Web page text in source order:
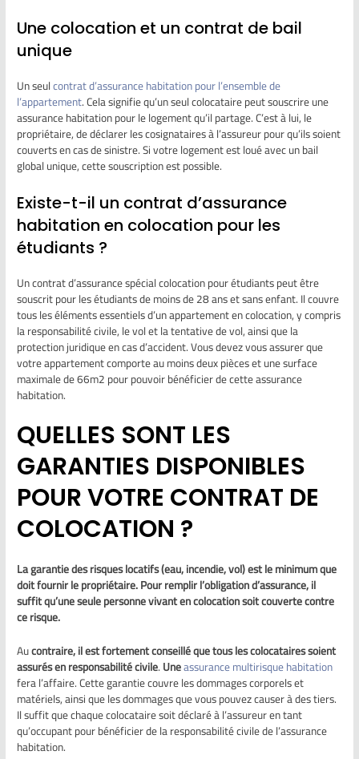
Une colocation et un contrat de bail
unique
Un seulcontrat d’assurance habitation pour l’ensemble de
l’appartement. Cela signifie qu’un seul colocataire peut souscrire une
assurance habitation pour le logement qu’il partage. C’est à lui, le
propriétaire, de déclarer les cosignataires à l’assureur pour qu’ils soient
couverts en cas de sinistre. Si votre logement est loué avec un bail
global unique, cette souscription est possible.
Existe-t-il un contrat d’assurance
habitation en colocation pour les
étudiants ?
Un contrat d’assurance spécial colocation pour étudiants peut être
souscrit pour les étudiants de moins de 28 ans et sans enfant. Il couvre
tous les éléments essentiels d’un appartement en colocation, y compris
la responsabilité civile, le vol et la tentative de vol, ainsi que la
protection juridique en cas d’accident. Vous devez vous assurer que
votre appartement comporte au moins deux pièces et une surface
maximale de 66m2 pour pouvoir bénéficier de cette assurance
habitation.
QUELLES SONT LES
GARANTIES DISPONIBLES
POUR VOTRE CONTRAT DE
COLOCATION ?
La garantie des risques locatifs (eau, incendie, vol) est le minimum que
doit fournir le propriétaire. Pour remplir l’obligation d’assurance, il
suffit qu’une seule personne vivant en colocation soit couverte contre
ce risque.
Aucontraire, il est fortement conseillé que tous les colocataires soient
assurés en responsabilité civile.Uneassurance multirisque habitation
fera l’affaire. Cette garantie couvre les dommages corporels et
matériels, ainsi que les dommages que vous pouvez causer à des tiers.
Il suffit que chaque colocataire soit déclaré à l’assureur en tant
qu’occupant pour bénéficier de la responsabilité civile de l’assurance
habitation.